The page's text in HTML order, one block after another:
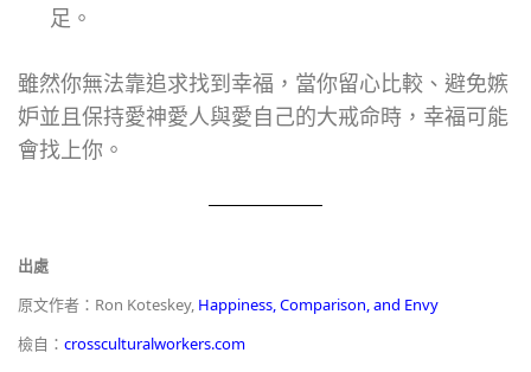
足。
雖然你無法靠追求找到幸福，當你留心比較、避免嫉
妒並且保持愛神愛人與愛自己的大戒命時，幸福可能
會找上你。
出處
原文作者：Ron Koteskey, Happiness, Comparison, and Envy
檢自： crossculturalworkers.com